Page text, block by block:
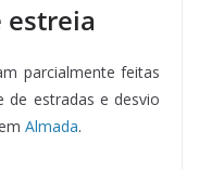
estreia
parcialmente feitas
de estradas e desvio
Almada.